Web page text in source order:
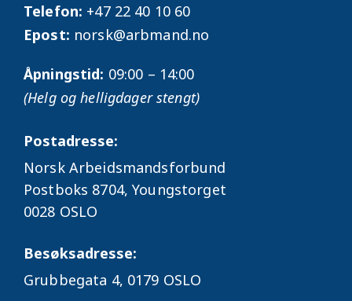
Telefon: +47 22 40 10 60
Epost: norsk@arbmand.no
Åpningstid: 09:00 – 14:00
(Helg og helligdager stengt)
Postadresse:
Norsk Arbeidsmandsforbund
Postboks 8704, Youngstorget
0028 OSLO
Besøksadresse:
Grubbegata 4, 0179 OSLO